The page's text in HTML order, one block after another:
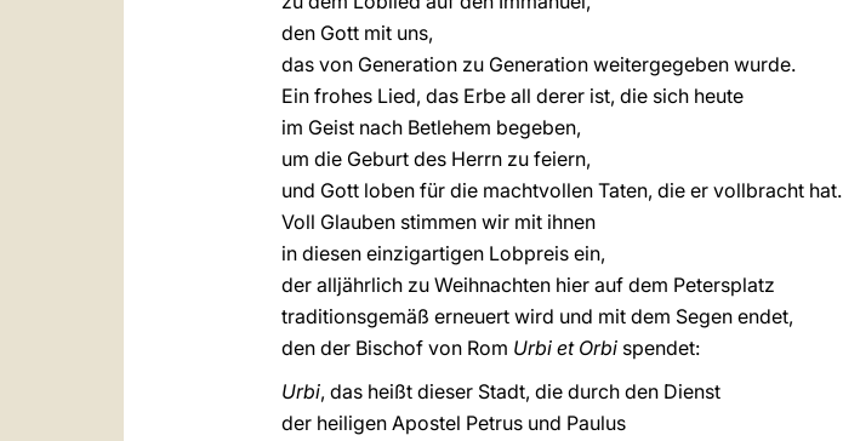
den Gott mit uns,
das von Generation zu Generation weitergegeben wurde.
Ein frohes Lied, das Erbe all derer ist, die sich heute
im Geist nach Betlehem begeben,
um die Geburt des Herrn zu feiern,
und Gott loben für die machtvollen Taten, die er vollbracht hat.
Voll Glauben stimmen wir mit ihnen
in diesen einzigartigen Lobpreis ein,
der alljährlich zu Weihnachten hier auf dem Petersplatz
traditionsgemäß erneuert wird und mit dem Segen endet,
den der Bischof von Rom Urbi et Orbi spendet:
Urbi, das heißt dieser Stadt, die durch den Dienst
der heiligen Apostel Petrus und Paulus